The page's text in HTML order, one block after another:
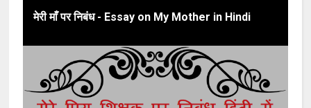
मेरी माँ पर निबंध - Essay on My Mother in Hindi